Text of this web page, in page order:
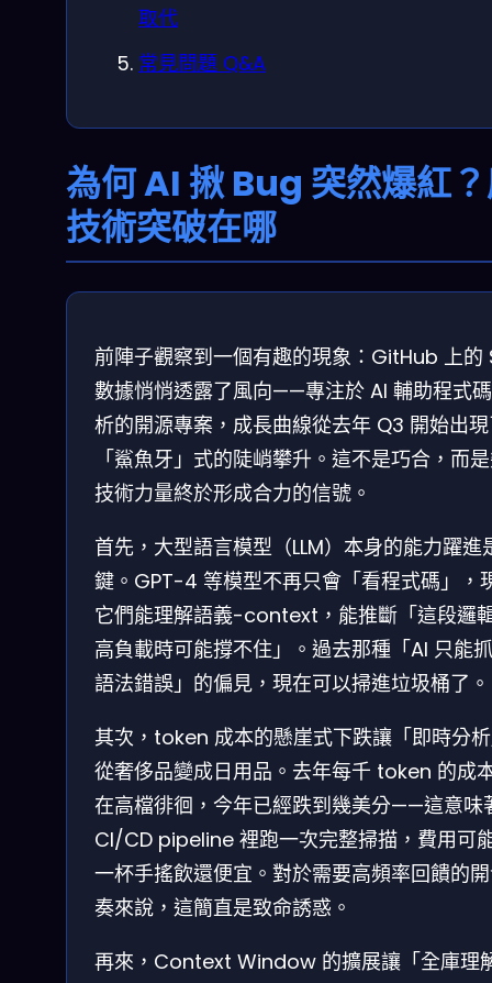
取代
常見問題 Q&A
為何 AI 揪 Bug 突然爆紅
技術突破在哪
前陣子觀察到一個有趣的現象：GitHub 上
數據悄悄透露了風向——專注於 AI 輔助程式
析的開源專案，成長曲線從去年 Q3 開始出
「鯊魚牙」式的陡峭攀升。這不是巧合，而
技術力量終於形成合力的信號。
首先，大型語言模型（LLM）本身的能力躍進
鍵。GPT-4 等模型不再只會「看程式碼」，
它們能理解語義-context，能推斷「這段邏
高負載時可能撐不住」。過去那種「AI 只能
語法錯誤」的偏見，現在可以掃進垃圾桶了。
其次，token 成本的懸崖式下跌讓「即時分
從奢侈品變成日用品。去年每千 token 的成
在高檔徘徊，今年已經跌到幾美分——這意味
CI/CD pipeline 裡跑一次完整掃描，費用可
一杯手搖飲還便宜。對於需要高頻率回饋的
奏來說，這簡直是致命誘惑。
再來，Context Window 的擴展讓「全庫理